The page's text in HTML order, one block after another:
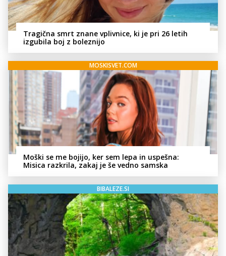
Tragična smrt znane vplivnice, ki je pri 26 letih
izgubila boj z boleznijo
MOSKISVET.COM
Moški se me bojijo, ker sem lepa in uspešna:
Misica razkrila, zakaj je še vedno samska
BIBALEZE.SI